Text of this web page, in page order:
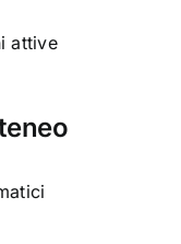
attive